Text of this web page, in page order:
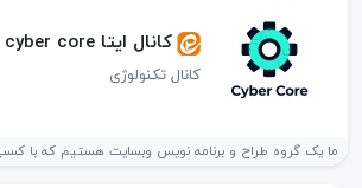
کانال ایتا cyber core
کانال تکنولوژی
ما یک گروه طراح و برنامه نویس وبسایت هستیم که با